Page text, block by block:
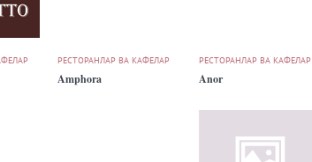
РЕСТОРАНЛАР ВА КАФЕЛАР
Amphora
РЕСТОРАНЛАР ВА КАФЕЛАР
Anor